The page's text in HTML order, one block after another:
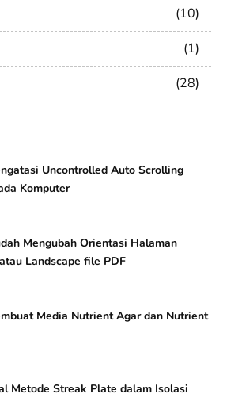
10
1
28
Uncontrolled Auto Scrolling
Komputer
Mengubah Orientasi Halaman
Landscape file PDF
Media Nutrient Agar dan Nutrient
Metode Streak Plate dalam Isolasi